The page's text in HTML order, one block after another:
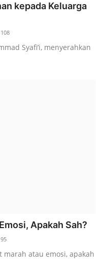
kepada Keluarga
108
Syafi’i, menyerahkan
Apakah Sah?
95
marah atau emosi, apakah